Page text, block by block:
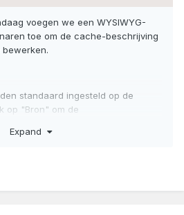
voegen we een WYSIWYG-
toe om de cache-beschrijving
standaard ingesteld op de
op "Bron" om de
van de broncodeweergave naar
geval dat.
Expand